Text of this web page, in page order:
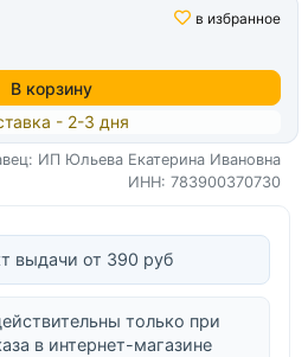
в избранное
В корзину
- 2-3 дня
ИП Юльева Екатерина Ивановна
ИНН: 783900370730
выдачи от 390 руб
только при
в интернет-магазине